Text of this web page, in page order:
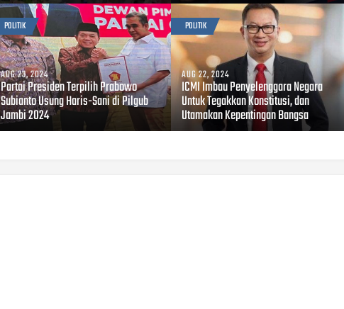
POLITIK
AUG 23, 2024
Partai Presiden Terpilih Prabowo
Subianto Usung Haris-Sani di Pilgub
Jambi 2024
POLITIK
AUG 22, 2024
ICMI Imbau Penyelenggara Negara
Untuk Tegakkan Konstitusi, dan
Utamakan Kepentingan Bangsa